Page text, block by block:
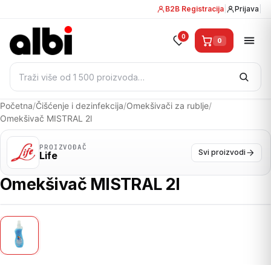
B2B Registracija Prijava
Pretraži:
0 0
Početna/Čišćenje i dezinfekcija/Omekšivači za rublje/
Omekšivač MISTRAL 2l
PROIZVOĐAČ
Life Svi proizvodi
Omekšivač MISTRAL 2l